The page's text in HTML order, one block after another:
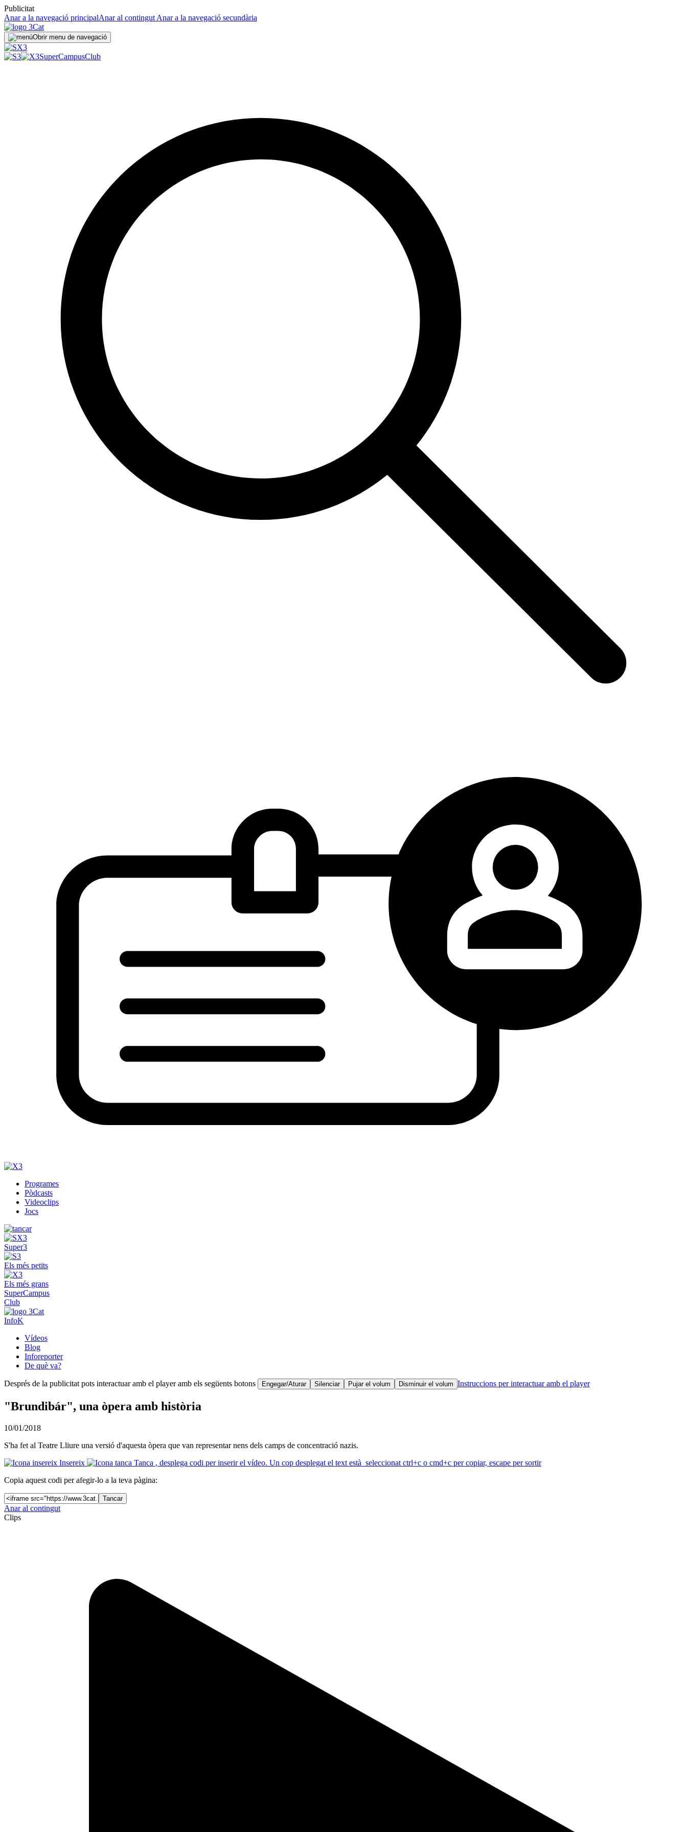
Publicitat
Anar a la navegació principalAnar al contingut Anar a la navegació secundària
Obrir menu de navegació
SuperCampusClub
Programes
Pòdcasts
Videoclips
Jocs
Super3
Els més petits
Els més grans
SuperCampus
Club
InfoK
Vídeos
Blog
Inforeporter
De què va?
Després de la publicitat pots interactuar amb el player amb els següents botons Engegar/Aturar Silenciar Pujar el volum Disminuir el volum Instruccions per interactuar amb el player
"Brundibár", una òpera amb història
10/01/2018
S'ha fet al Teatre Lliure una versió d'aquesta òpera que van representar nens dels camps de concentració nazis.
Insereix
Tanca , desplega codi per inserir el vídeo. Un cop desplegat el text està seleccionat ctrl+c o cmd+c per copiar, escape per sortir
Copia aquest codi per afegir-lo a la teva pàgina:
Tancar
Anar al contingut
Clips